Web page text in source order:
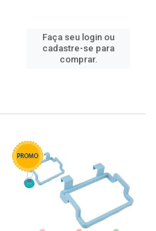
Faça seu login ou
cadastre-se para
comprar.